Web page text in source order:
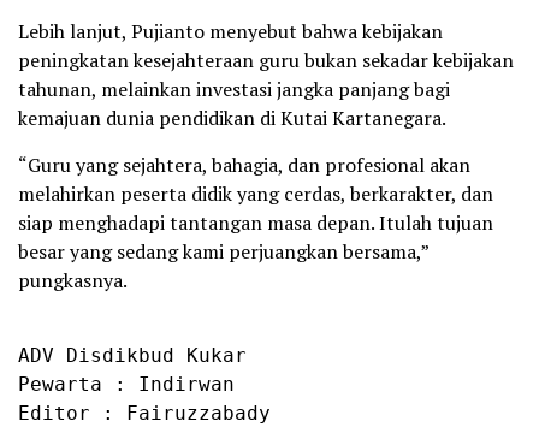
Lebih lanjut, Pujianto menyebut bahwa kebijakan
peningkatan kesejahteraan guru bukan sekadar kebijakan
tahunan, melainkan investasi jangka panjang bagi
kemajuan dunia pendidikan di Kutai Kartanegara.
“Guru yang sejahtera, bahagia, dan profesional akan
melahirkan peserta didik yang cerdas, berkarakter, dan
siap menghadapi tantangan masa depan. Itulah tujuan
besar yang sedang kami perjuangkan bersama,”
pungkasnya.
ADV Disdikbud Kukar
Pewarta : Indirwan
Editor : Fairuzzabady